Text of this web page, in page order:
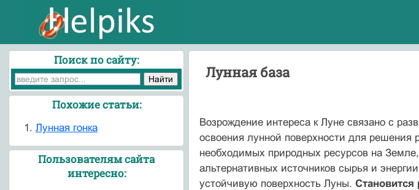
Лунная база
Возрождение интереса к Луне связано с
освоения лунной поверхности для
необходимых природных ресурсов на
альтернативных источников сырья и
устойчивую поверхность Луны. Становится
Поиск по сайту:
Похожие статьи:
Лунная гонка
Пользователям сайта
интересно: